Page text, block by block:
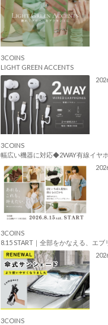
3COINS
LIGHT GREEN ACCENTS
3COINS
幅広い機器に対応◆2WAY有線イヤ
3COINS
8.15 START｜全部をかなえる、エ
3COINS